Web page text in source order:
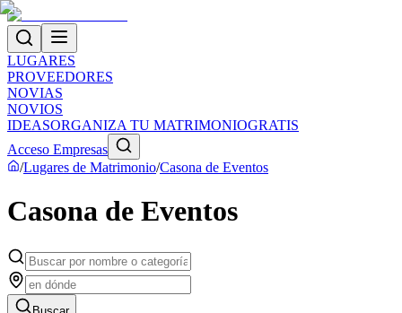
LUGARES
PROVEEDORES
NOVIAS
NOVIOS
IDEASORGANIZA TU MATRIMONIOGRATIS
Acceso Empresas
/Lugares de Matrimonio/Casona de Eventos
Casona de Eventos